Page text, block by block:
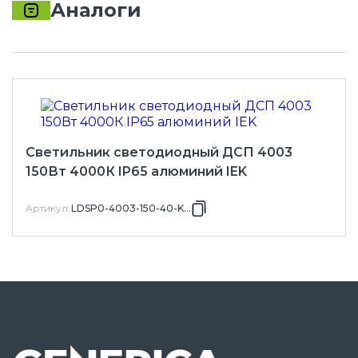
Аналоги
Светильник светодиодный ДСП 4003
150Вт 4000К IP65 алюминий IEK
Артикул:LDSP0-4003-150-40-K23